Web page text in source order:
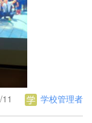
学校管理者